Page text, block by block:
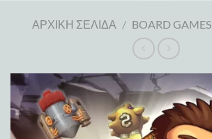
ΑΡΧΙΚΉ ΣΕΛΊΔΑ / BOARD GAMES